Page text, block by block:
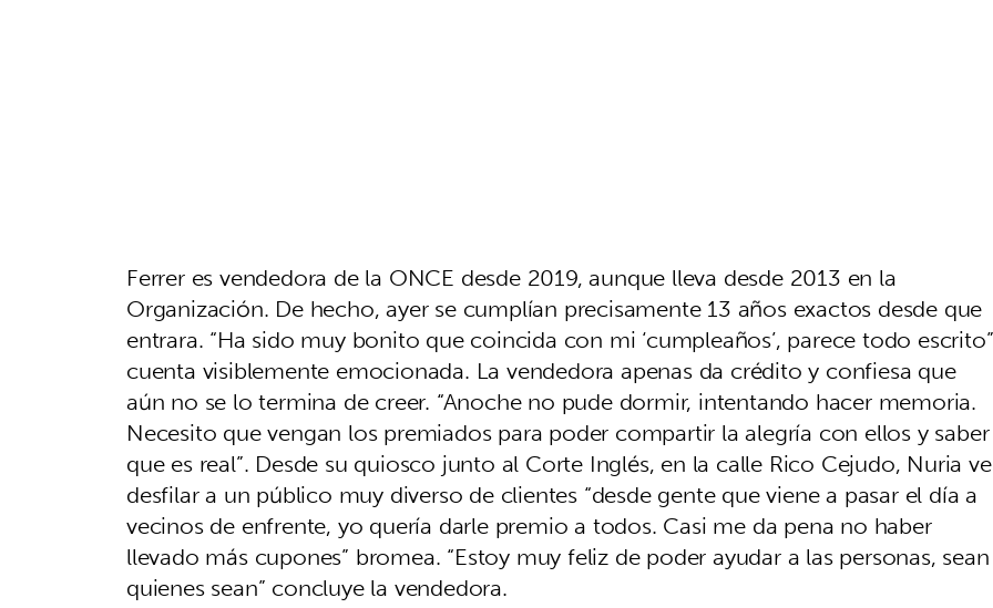
Ferrer es vendedora de la ONCE desde 2019, aunque lleva desde 2013 en la
Organización. De hecho, ayer se cumplían precisamente 13 años exactos desde que
entrara. “Ha sido muy bonito que coincida con mi ‘cumpleaños’, parece todo escrito”
cuenta visiblemente emocionada. La vendedora apenas da crédito y confiesa que
aún no se lo termina de creer. “Anoche no pude dormir, intentando hacer memoria.
Necesito que vengan los premiados para poder compartir la alegría con ellos y saber
que es real”. Desde su quiosco junto al Corte Inglés, en la calle Rico Cejudo, Nuria ve
desfilar a un público muy diverso de clientes “desde gente que viene a pasar el día a
vecinos de enfrente, yo quería darle premio a todos. Casi me da pena no haber
llevado más cupones” bromea. “Estoy muy feliz de poder ayudar a las personas, sean
quienes sean” concluye la vendedora.